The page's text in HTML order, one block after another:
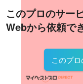
このプロのサー
Webから依頼で
このプ